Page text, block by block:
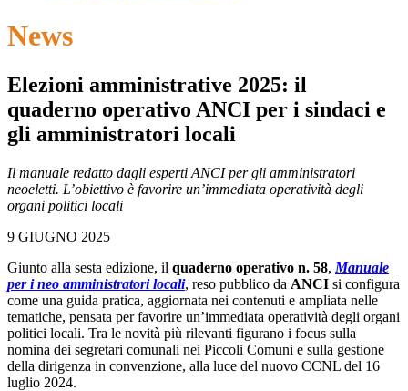
News
Elezioni amministrative 2025: il
quaderno operativo ANCI per i sindaci e
gli amministratori locali
Il manuale redatto dagli esperti ANCI per gli amministratori
neoeletti. L’obiettivo è favorire un’immediata operatività degli
organi politici locali
9 GIUGNO 2025
Giunto alla sesta edizione, il quaderno operativo n. 58, Manuale
per i neo amministratori locali, reso pubblico da ANCI si configura
come una guida pratica, aggiornata nei contenuti e ampliata nelle
tematiche, pensata per favorire un’immediata operatività degli organi
politici locali. Tra le novità più rilevanti figurano i focus sulla
nomina dei segretari comunali nei Piccoli Comuni e sulla gestione
della dirigenza in convenzione, alla luce del nuovo CCNL del 16
luglio 2024.